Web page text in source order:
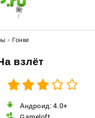
🌺
» Гонки
взлёт
Андроид: 4.0+